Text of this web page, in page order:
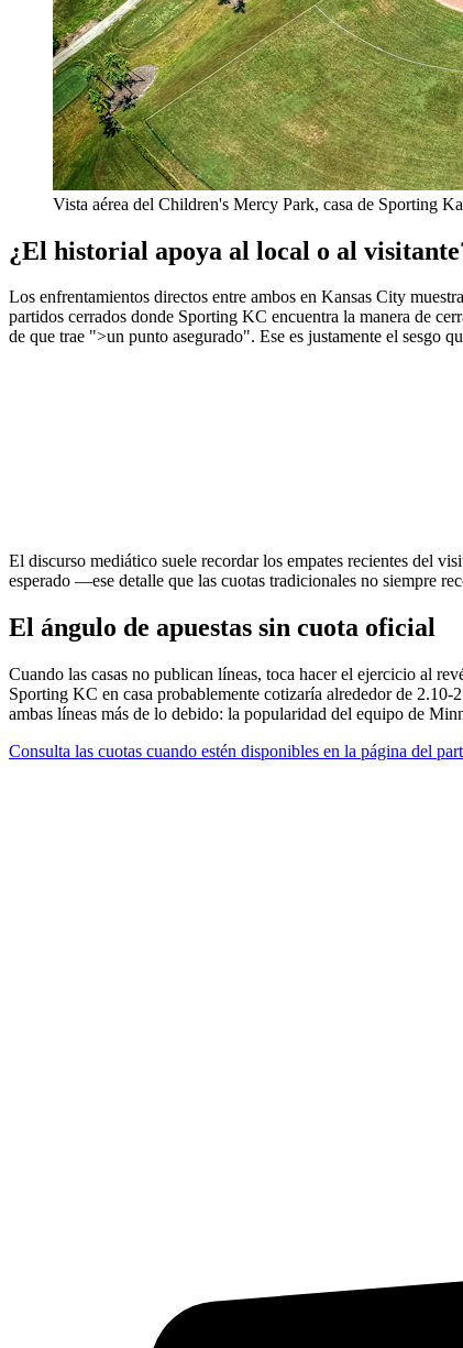
Vista aérea del Children's Mercy Park, casa de Sporting
¿El historial apoya al local o al
Los enfrentamientos directos entre ambos en Kansas City
partidos cerrados donde Sporting KC encuentra la manera de
de que trae ">un punto asegurado". Ese es justamente el sesgo
El discurso mediático suele recordar los empates recientes del
esperado —ese detalle que las cuotas tradicionales no siempre
El ángulo de apuestas sin cuota oficial
Cuando las casas no publican líneas, toca hacer el ejercicio al
Sporting KC en casa probablemente cotizaría alrededor de
ambas líneas más de lo debido: la popularidad del equipo de
Consulta las cuotas cuando estén disponibles en la página del